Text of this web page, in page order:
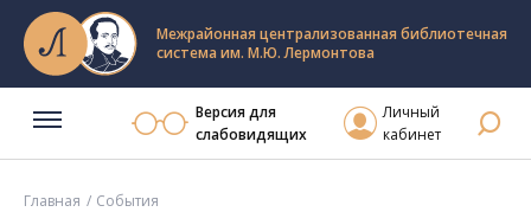
Межрайонная централизованная библиотечная
система им. М.Ю. Лермонтова
Версия для
слабовидящих
Личный
кабинет
Главная
События